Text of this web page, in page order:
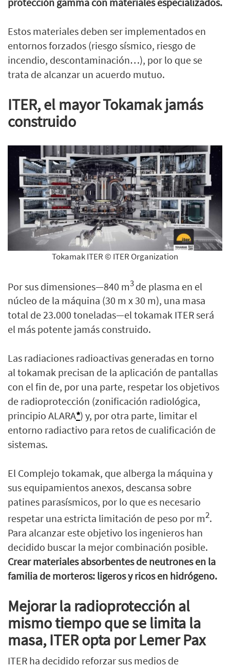
Estos materiales deben ser implementados en
entornos forzados (riesgo sísmico, riesgo de
incendio, descontaminación…), por lo que se
trata de alcanzar un acuerdo mutuo.
ITER, el mayor Tokamak jamás
construido
Tokamak ITER © ITER Organization
Por sus dimensiones—840 m3de plasma en el
núcleo de la máquina (30 m x 30 m), una masa
total de 23.000 toneladas—el tokamak ITER será
el más potente jamás construido.
Las radiaciones radioactivas generadas en torno
al tokamak precisan de la aplicación de pantallas
con el fin de, por una parte, respetar los objetivos
de radioprotección (zonificación radiológica,
principio ALARA*) y, por otra parte, limitar el
entorno radiactivo para retos de cualificación de
sistemas.
El Complejo tokamak, que alberga la máquina y
sus equipamientos anexos, descansa sobre
patines parasísmicos, por lo que es necesario
respetar una estricta limitación de peso por m2.
Para alcanzar este objetivo los ingenieros han
decidido buscar la mejor combinación posible.
Crear materiales absorbentes de neutrones en la
familia de morteros: ligeros y ricos en hidrógeno.
Mejorar la radioprotección al
mismo tiempo que se limita la
masa, ITER opta por Lemer Pax
ITER ha decidido reforzar sus medios de